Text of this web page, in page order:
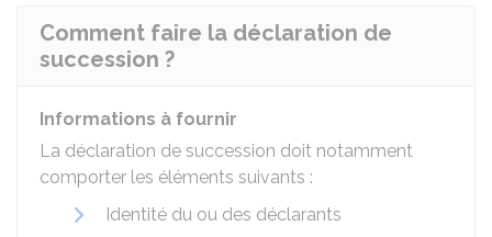
Comment faire la déclaration de
succession ?
Informations à fournir
La déclaration de succession doit notamment
comporter les éléments suivants :
Identité du ou des déclarants